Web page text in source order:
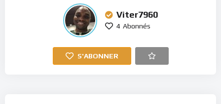
Viter7960
4 Abonnés
S'ABONNER